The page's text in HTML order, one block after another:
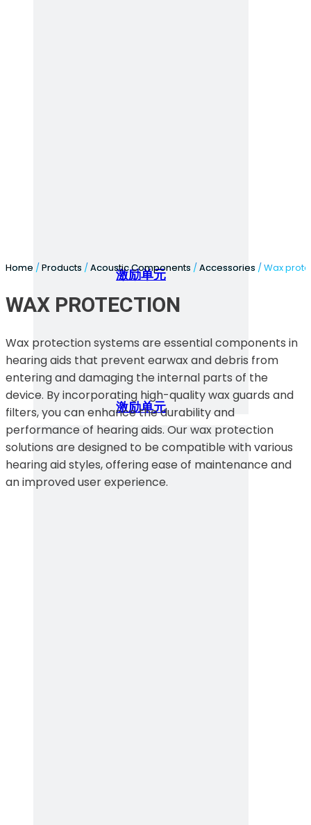
激励单元
激励单元
Home / Products / Acoustic Components / Accessories / Wax
WAX PROTECTION
Wax protection systems are essential components in
hearing aids that prevent earwax and debris from
entering and damaging the internal parts of the
device. By incorporating high-quality wax guards and
filters, you can enhance the durability and
performance of hearing aids. Our wax protection
solutions are designed to be compatible with various
hearing aid styles, offering ease of maintenance and
an improved user experience.